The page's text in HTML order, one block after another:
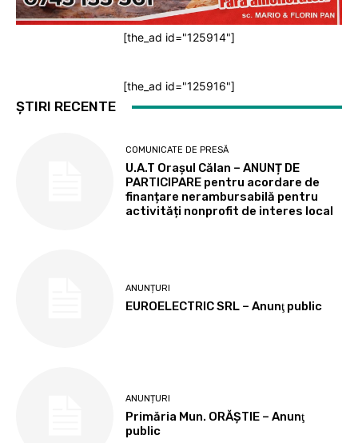
[the_ad id="125914"]
[the_ad id="125916"]
ȘTIRI RECENTE
COMUNICATE DE PRESĂ
U.A.T Orașul Călan – ANUNȚ DE
PARTICIPARE pentru acordare de
finanțare nerambursabilă pentru
activități nonprofit de interes local
ANUNȚURI
EUROELECTRIC SRL – Anunţ public
ANUNȚURI
Primăria Mun. ORĂȘTIE – Anunţ
public